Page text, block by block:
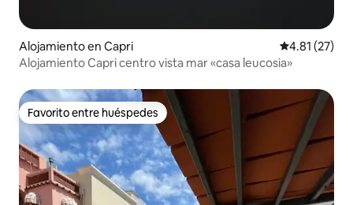
Alojamiento en Capri Calificación
4.81 (27)
Alojamiento Capri centro vista mar «casa leucosia»
Favorito entre huéspedes
Favorito entre huéspedes